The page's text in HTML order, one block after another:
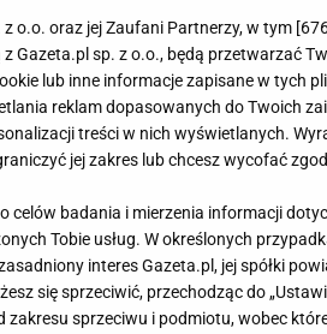
o.o. oraz jej Zaufani Partnerzy, w tym [
Gazeta.pl sp. z o.o., będą przetwarzać
lub inne informacje zapisane w tych
reklam dopasowanych do Twoich
treści w nich wyświetlanych.
jej zakres lub chcesz wycofać
celów badania i mierzenia informacji
Tobie usług. W określonych
interes Gazeta.pl, jej spółki
się sprzeciwić, przechodząc do
sprzeciwu i podmiotu, wobec